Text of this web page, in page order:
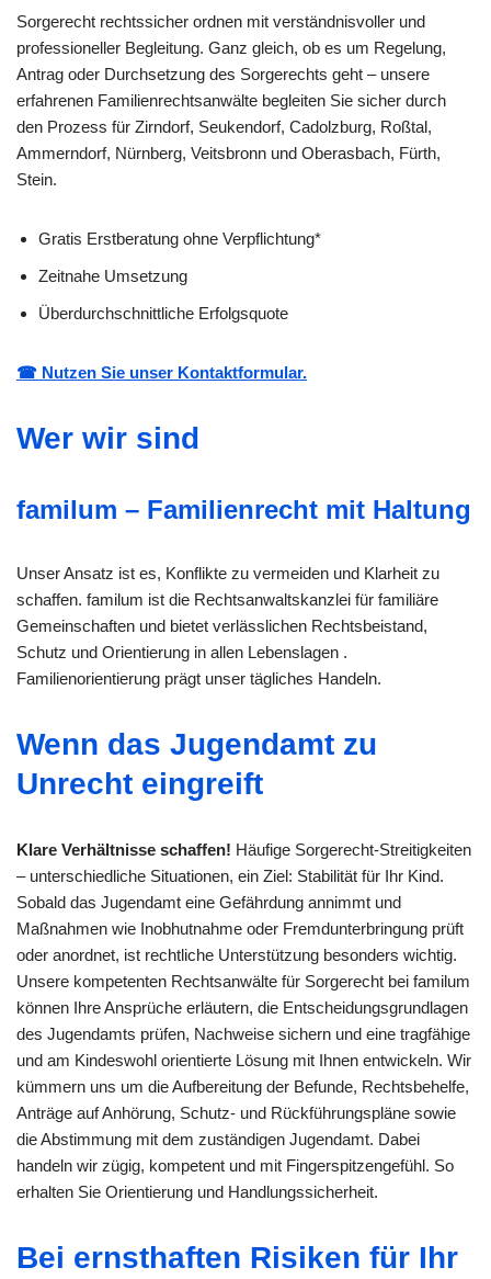
Sorgerecht rechtssicher ordnen mit verständnisvoller und
professioneller Begleitung. Ganz gleich, ob es um Regelung,
Antrag oder Durchsetzung des Sorgerechts geht – unsere
erfahrenen Familienrechtsanwälte begleiten Sie sicher durch
den Prozess für Zirndorf, Seukendorf, Cadolzburg, Roßtal,
Ammerndorf, Nürnberg, Veitsbronn und Oberasbach, Fürth,
Stein.
Gratis Erstberatung ohne Verpflichtung*
Zeitnahe Umsetzung
Überdurchschnittliche Erfolgsquote
☎ Nutzen Sie unser Kontaktformular.
Wer wir sind
familum – Familienrecht mit Haltung
Unser Ansatz ist es, Konflikte zu vermeiden und Klarheit zu
schaffen. familum ist die Rechtsanwaltskanzlei für familiäre
Gemeinschaften und bietet verlässlichen Rechtsbeistand,
Schutz und Orientierung in allen Lebenslagen .
Familienorientierung prägt unser tägliches Handeln.
Wenn das Jugendamt zu
Unrecht eingreift
Klare Verhältnisse schaffen! Häufige Sorgerecht-Streitigkeiten
– unterschiedliche Situationen, ein Ziel: Stabilität für Ihr Kind.
Sobald das Jugendamt eine Gefährdung annimmt und
Maßnahmen wie Inobhutnahme oder Fremdunterbringung prüft
oder anordnet, ist rechtliche Unterstützung besonders wichtig.
Unsere kompetenten Rechtsanwälte für Sorgerecht bei familum
können Ihre Ansprüche erläutern, die Entscheidungsgrundlagen
des Jugendamts prüfen, Nachweise sichern und eine tragfähige
und am Kindeswohl orientierte Lösung mit Ihnen entwickeln. Wir
kümmern uns um die Aufbereitung der Befunde, Rechtsbehelfe,
Anträge auf Anhörung, Schutz- und Rückführungspläne sowie
die Abstimmung mit dem zuständigen Jugendamt. Dabei
handeln wir zügig, kompetent und mit Fingerspitzengefühl. So
erhalten Sie Orientierung und Handlungssicherheit.
Bei ernsthaften Risiken für Ihr